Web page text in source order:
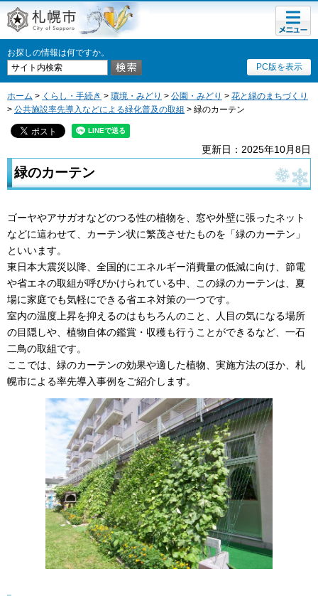
札幌市
お探しの情報は何ですか。
PC版を表示
メニュ
ー
ホーム > くらし・手続き > 環境・みどり > 公園・みどり > 花と緑のまちづくり
> 公共施設率先導入などによる緑化普及の取組 > 緑のカーテン
更新日：2025年10月8日
緑のカーテン
ゴーヤやアサガオなどのつる性の植物を、窓や外壁に張ったネット
などに這わせて、カーテン状に繁茂させたものを「緑のカーテン」
といいます。
東日本大震災以降、全国的にエネルギー消費量の低減に向け、節電
や省エネの取組が呼びかけられている中、この緑のカーテンは、夏
場に家庭でも気軽にできる省エネ対策の一つです。
室内の温度上昇を抑えるのはもちろんのこと、人目の気になる場所
の目隠しや、植物自体の鑑賞・収穫も行うことができるなど、一石
二鳥の取組です。
ここでは、緑のカーテンの効果や適した植物、実施方法のほか、札
幌市による率先導入事例をご紹介します。